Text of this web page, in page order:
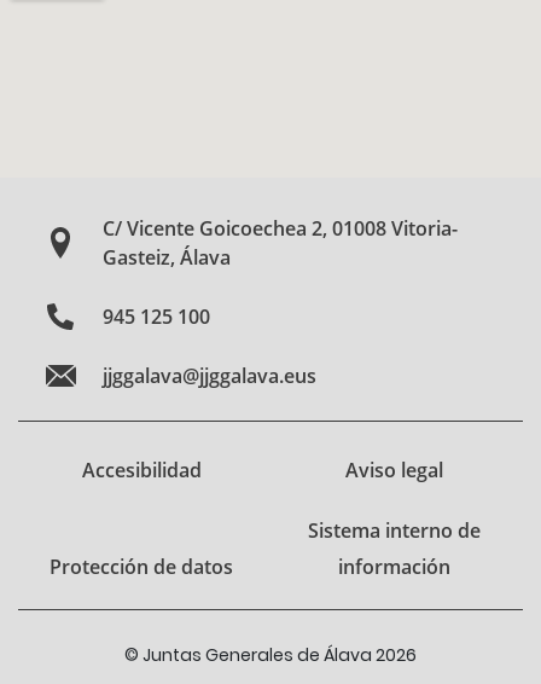
C/ Vicente Goicoechea 2, 01008 Vitoria-
Gasteiz, Álava
945 125 100
jjggalava@jjggalava.eus
Accesibilidad Aviso legal
Protección de datos
Sistema interno de
información
© Juntas Generales de Álava 2026